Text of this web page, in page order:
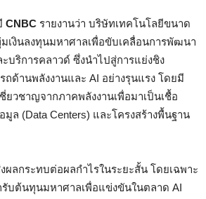
CNBC รายงานว่า บริษัทเทคโนโลยีขนาด
มเงินลงทุนมหาศาลเพื่อขับเคลื่อนการพัฒนา
ริการคลาวด์ ซึ่งนำไปสู่การแย่งชิง
ด้านพลังงานและ AI อย่างรุนแรง โดยมี
ยวชาญจากภาคพลังงานเพื่อมาเป็นเชื้อ
มูล (Data Centers) และโครงสร้างพื้นฐาน
ผลกระทบต่อผลกำไรในระยะสั้น โดยเฉพาะ
บต้นทุนมหาศาลเพื่อแข่งขันในตลาด AI